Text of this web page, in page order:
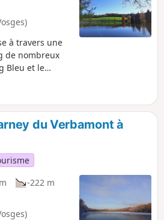
à travers une
de nombreux
Bleu et le
à
du Verbamont à
-222 m